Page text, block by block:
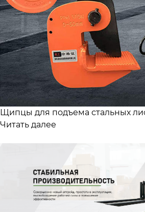
Щипцы для подъема стальных
Читать далее